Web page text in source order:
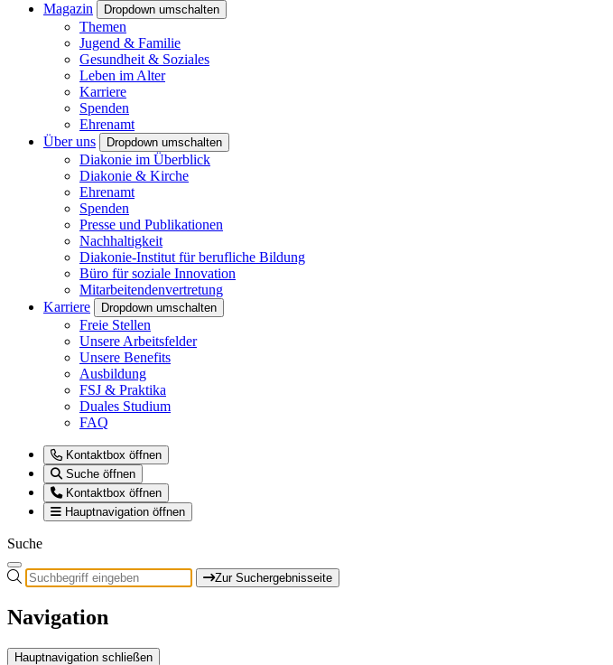
Magazin
Dropdown umschalten
Themen
Jugend & Familie
Gesundheit & Soziales
Leben im Alter
Karriere
Spenden
Ehrenamt
Über uns
Dropdown umschalten
Diakonie im Überblick
Diakonie & Kirche
Ehrenamt
Spenden
Presse und Publikationen
Nachhaltigkeit
Diakonie-Institut für berufliche Bildung
Büro für soziale Innovation
Mitarbeitendenvertretung
Karriere
Dropdown umschalten
Freie Stellen
Unsere Arbeitsfelder
Unsere Benefits
Ausbildung
FSJ & Praktika
Duales Studium
FAQ
Kontaktbox öffnen
Suche öffnen
Kontaktbox öffnen
Hauptnavigation öffnen
Suche
Zur Suchergebnisseite
Navigation
Hauptnavigation schließen